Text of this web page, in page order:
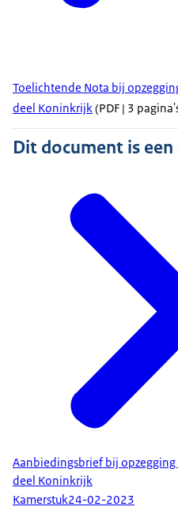
Toelichtende Nota bij
deel Koninkrijk(PDF | 3
Dit document is
Aanbiedingsbrief bij opzegging
deel Koninkrijk
Kamerstuk24-02-2023